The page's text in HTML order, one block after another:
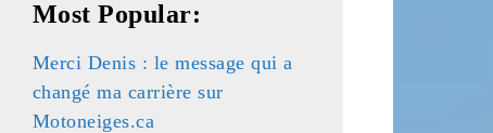
Most Popular:
Merci Denis : le message qui a
changé ma carrière sur
Motoneiges.ca